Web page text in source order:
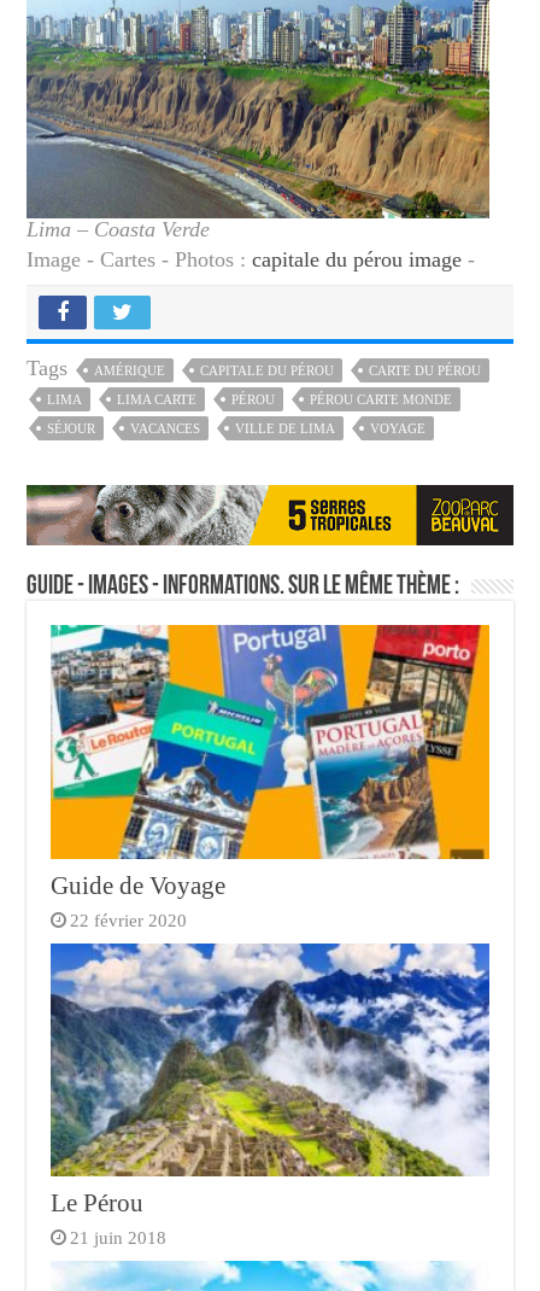
Lima – Coasta Verde
Image - Cartes - Photos :capitale du pérou image -
Tags AMÉRIQUE CAPITALE DU PÉROU
CARTE DU PÉROU
LIMA
LIMA CARTE PÉROU
PÉROU CARTE MONDE
SÉJOUR
VACANCES VILLE DE LIMA VOYAGE
Guide - Images - Informations. Sur le même thème :
Guide de Voyage
22 février 2020
Le Pérou
21 juin 2018